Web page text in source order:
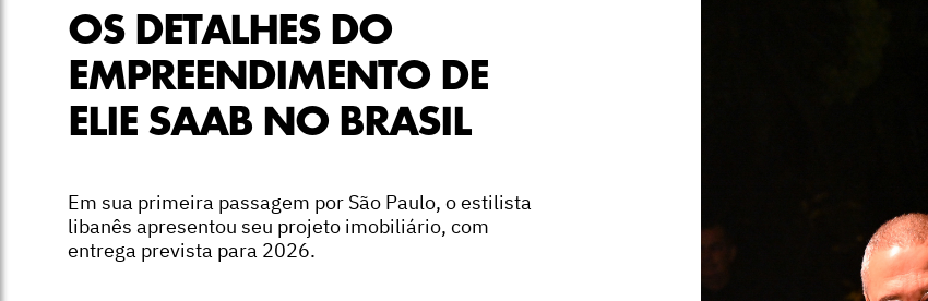
OS DETALHES DO
EMPREENDIMENTO DE
ELIE SAAB NO BRASIL
Em sua primeira passagem por São Paulo, o estilista
libanês apresentou seu projeto imobiliário, com
entrega prevista para 2026.